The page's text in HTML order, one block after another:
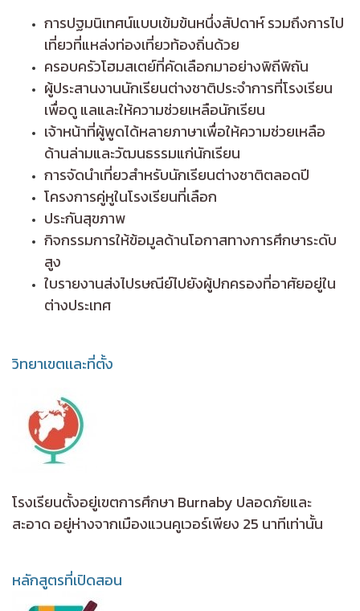
การปฐมนิเทศน์แบบเข้มข้นหนึ่งสัปดาห์ รวมถึงการไป
เที่ยวที่แหล่งท่องเที่ยวท้องถิ่นด้วย
ครอบครัวโฮมสเตย์ที่คัดเลือกมาอย่างพิถีพิถัน
ผู้ประสานงานนักเรียนต่างชาติประจำการที่โรงเรียน
เพื่อดู แลและให้ความช่วยเหลือนักเรียน
เจ้าหน้าที่ผู้พูดได้หลายภาษาเพื่อให้ความช่วยเหลือ
ด้านล่ามและวัฒนธรรมแก่นักเรียน
การจัดนำเที่ยวสำหรับนักเรียนต่างชาติตลอดปี
โครงการคู่หูในโรงเรียนที่เลือก
ประกันสุขภาพ
กิจกรรมการให้ข้อมูลด้านโอกาสทางการศึกษาระดับ
สูง
ใบรายงานส่งไปรษณีย์ไปยังผู้ปกครองที่อาศัยอยู่ใน
ต่างประเทศ
วิทยาเขตเเละที่ตั้ง
โรงเรียนตั้งอยู่เขตการศึกษา Burnaby ปลอดภัยและ
สะอาด อยู่ห่างจากเมืองแวนคูเวอร์เพียง 25 นาทีเท่านั้น
หลักสูตรที่เปิดสอน